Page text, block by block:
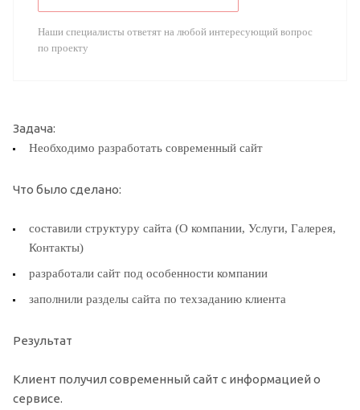
Наши специалисты ответят на любой интересующий вопрос
по проекту
Задача:
Необходимо разработать современный сайт
Что было сделано:
составили структуру сайта (О компании, Услуги, Галерея,
Контакты)
разработали сайт под особенности компании
заполнили разделы сайта по техзаданию клиента
Результат
Клиент получил современный сайт с информацией о
сервисе.